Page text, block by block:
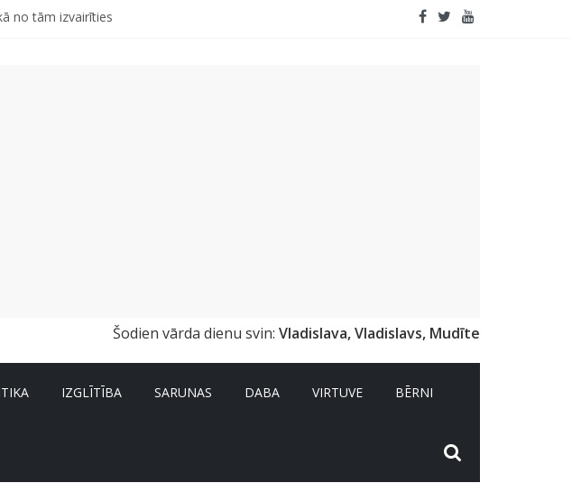
no tām izvairīties
Šodien vārda dienu svin: Vladislava, Vladislavs, Mudīte
IZGLĪTĪBA SARUNAS DABA VIRTUVE BĒRNI